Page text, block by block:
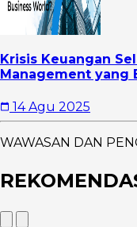
Krisis Keuangan
Management yang
14 Agu 2025
WAWASAN DAN